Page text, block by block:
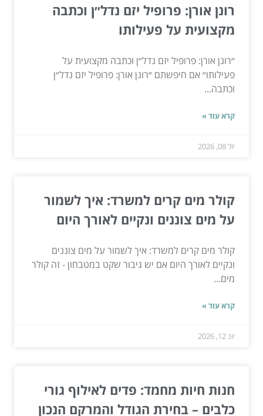
רונן אורן: פרופיל יזם נדל״ן וכתבה
מקצועית על פעילותו
״רונן אורן: פרופיל יזם נדל״ן וכתבה מקצועית על
פעילותו״ אם חיפשתם ״רונן אורן: פרופיל יזם נדל״ן
וכתבה...
קרא עוד »
יול 08, 2026
קולר מים קרים למשרד: איך לשמור
על מים צוננים ונקיים לאורך היום
קולר מים קרים למשרד: איך לשמור על מים צוננים
ונקיים לאורך היום אם יש גיבור שקט במטבחון - זה קולר
מים...
קרא עוד »
יונ 12, 2026
חנות חיות מחמד: פדים לאילוף גורי
כלבים – בחירת הגודל והמרקם הנכון